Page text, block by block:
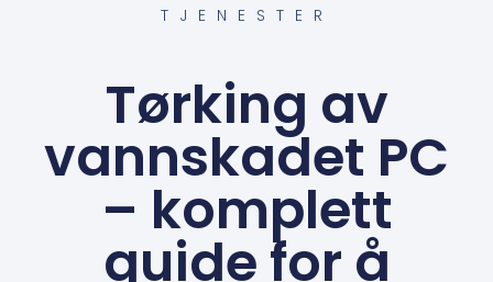
TJENESTER
Tørking av
vannskadet PC
– komplett
guide for å